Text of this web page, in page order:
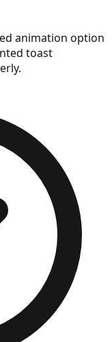
animation option
toast